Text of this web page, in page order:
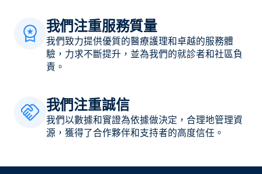
我們注重服務質量
我們致力提供優質的醫療護理和卓越的服務體
驗，力求不斷提升，並為我們的就診者和社區負
責。
我們注重誠信
我們以數據和實證為依據做決定，合理地管理資
源，獲得了合作夥伴和支持者的高度信任。